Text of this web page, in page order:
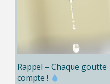
Rappel – Chaque goutte
compte !